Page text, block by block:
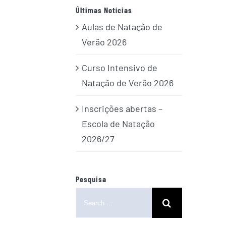
Últimas Notícias
Aulas de Natação de
Verão 2026
Curso Intensivo de
Natação de Verão 2026
Inscrições abertas –
Escola de Natação
2026/27
Pesquisa